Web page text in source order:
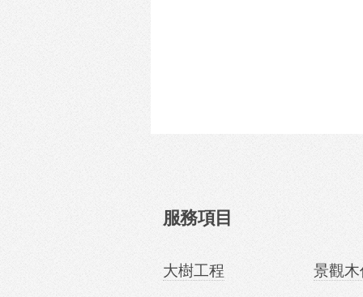
服務項目
大樹工程
景觀木